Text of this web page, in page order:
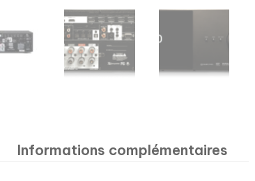
Informations complémentaires